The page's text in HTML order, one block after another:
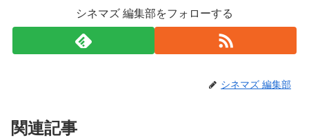
シネマズ 編集部をフォローする
シネマズ 編集部
関連記事